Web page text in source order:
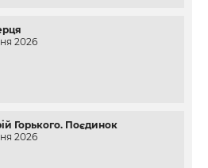
2026
Горького. Поєдинок
2026